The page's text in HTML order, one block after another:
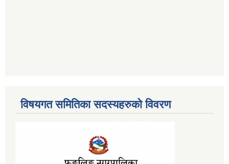
विषयगत समितिका सदस्यहरुको विवरण